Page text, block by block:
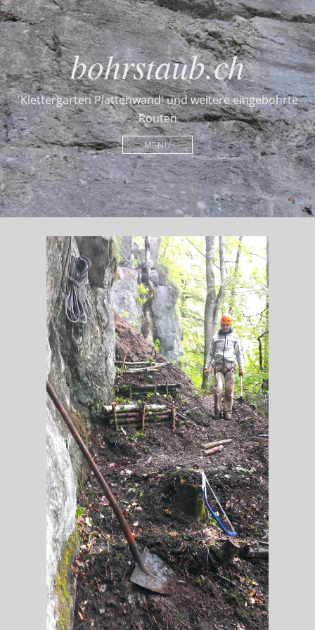
bohrstaub.ch
'Klettergarten Plattenwand' und weitere eingebohrte
Routen
MENU